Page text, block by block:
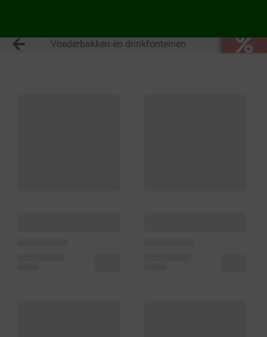
Voederbakken en drinkfonteinen